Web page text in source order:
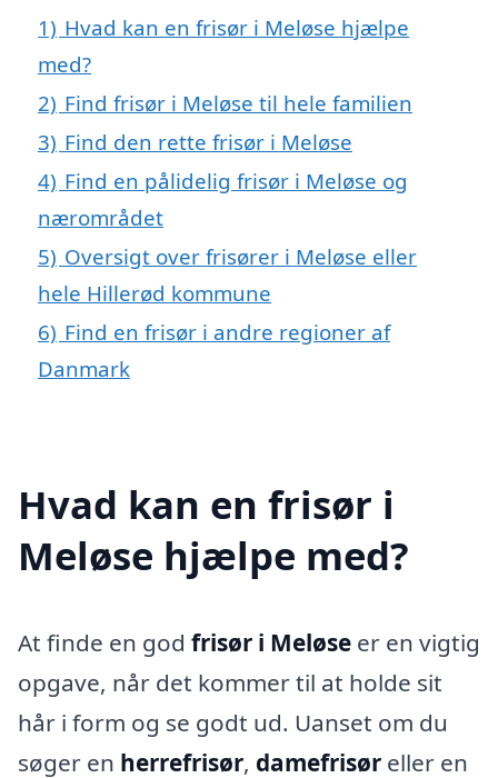
1) Hvad kan en frisør i Meløse hjælpe
med?
2) Find frisør i Meløse til hele familien
3) Find den rette frisør i Meløse
4) Find en pålidelig frisør i Meløse og
nærområdet
5) Oversigt over frisører i Meløse eller
hele Hillerød kommune
6) Find en frisør i andre regioner af
Danmark
Hvad kan en frisør i
Meløse hjælpe med?
At finde en god frisør i Meløse er en vigtig
opgave, når det kommer til at holde sit
hår i form og se godt ud. Uanset om du
søger en herrefrisør, damefrisør eller en